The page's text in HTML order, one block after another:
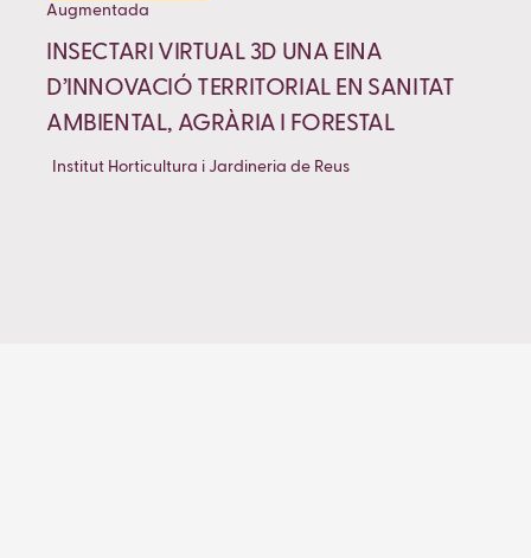
Augmentada
INSECTARI VIRTUAL 3D UNA EINA
D’INNOVACIÓ TERRITORIAL EN SANITAT
AMBIENTAL, AGRÀRIA I FORESTAL
Institut Horticultura i Jardineria de Reus